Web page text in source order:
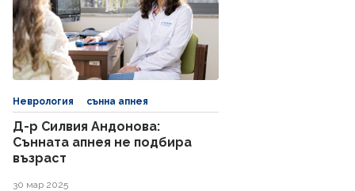
Неврология сънна апнея
Д-р Силвия Андонова:
Сънната апнея не подбира
възраст
30 мар 2025